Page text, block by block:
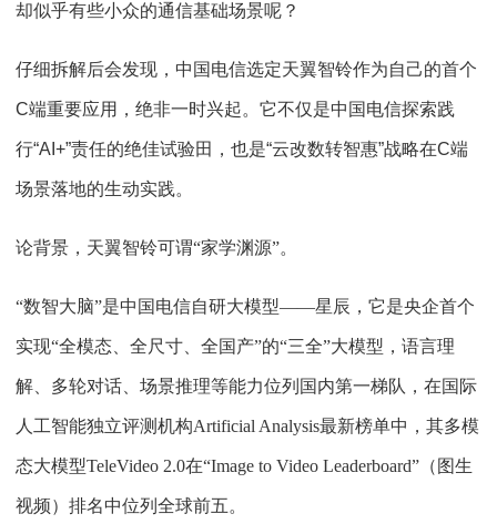
却似乎有些小众的通信基础场景呢？
仔细拆解后会发现，中国电信选定天翼智铃作为自己的首个
C端重要应用，绝非一时兴起。它不仅是中国电信探索践
行“AI+”责任的绝佳试验田，也是“云改数转智惠”战略在C端
场景落地的生动实践。
论背景，天翼智铃可谓“家学渊源”。
“数智大脑”是中国电信自研大模型——星辰，它是央企首个
实现“全模态、全尺寸、全国产”的“三全”大模型，语言理
解、多轮对话、场景推理等能力位列国内第一梯队，在国际
人工智能独立评测机构Artificial Analysis最新榜单中，其多模
态大模型TeleVideo 2.0在“Image to Video Leaderboard”（图生
视频）排名中位列全球前五。